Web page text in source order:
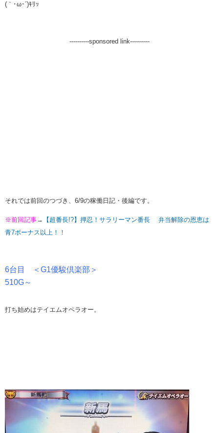
(｀･ω･´)ｷﾘｯ
----------sponsored link----------
それでは前回のつづき、6/9の稼働日記・後編です。
※前回記事→
【超番長!?】押忍！サラリーマン番長 弁当解除の恩恵は
青7ボーナス以上！！
6台目 ＜G1優駿倶楽部＞
510G～
打ち始めはテイエムオペラオー。